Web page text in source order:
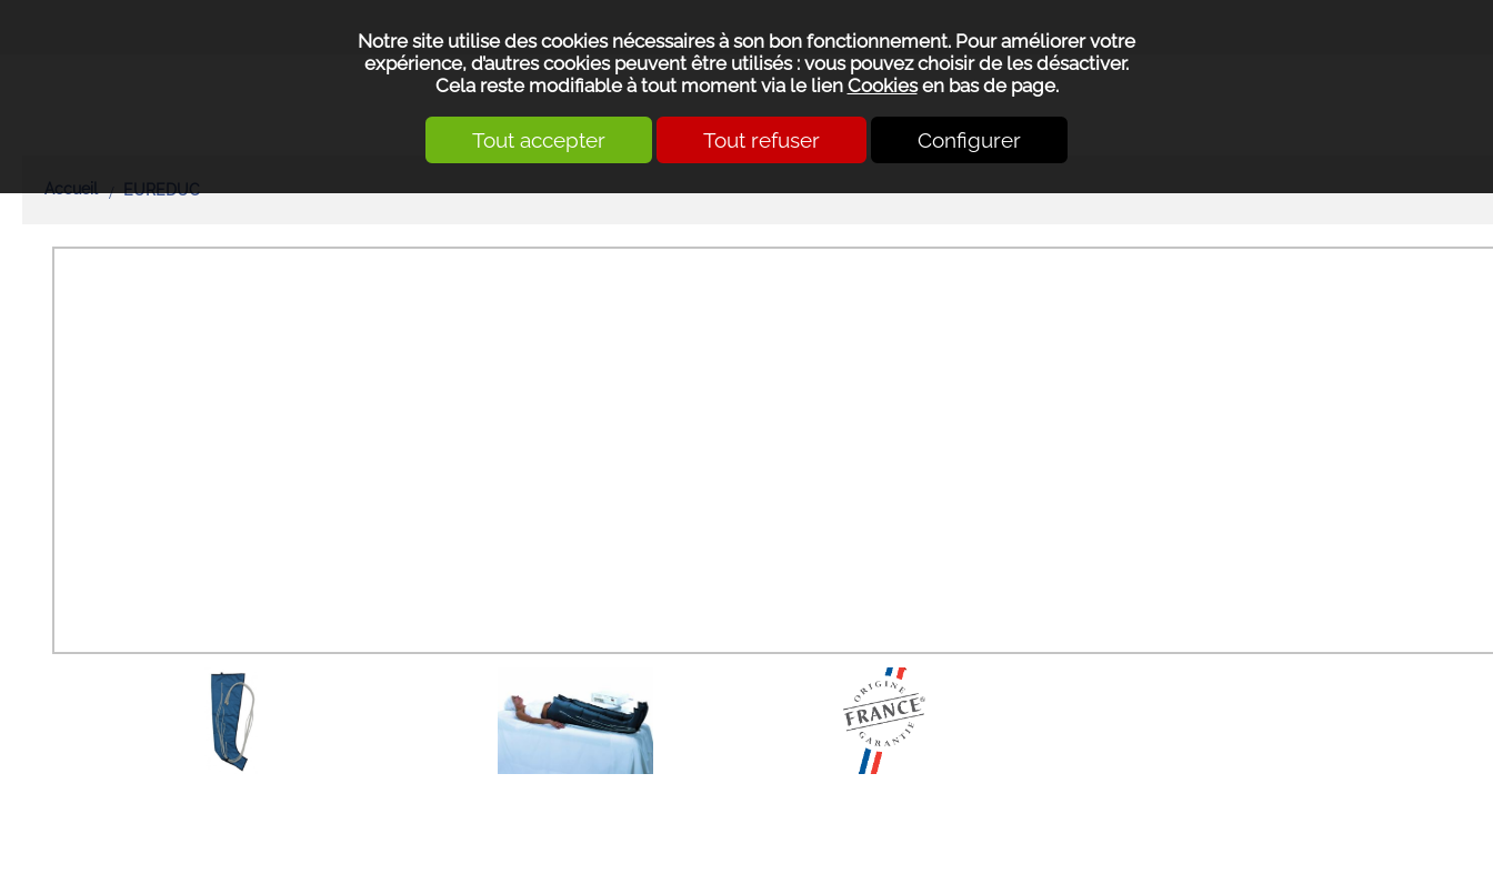
Notre site utilise des cookies nécessaires à son bon fonctionnement. Pour améliorer votre
expérience, d’autres cookies peuvent être utilisés : vous pouvez choisir de les désactiver.
Cela reste modifiable à tout moment via le lien Cookiesen bas de page.
Tout accepter Tout refuser Configurer
Accueil EUREDUC